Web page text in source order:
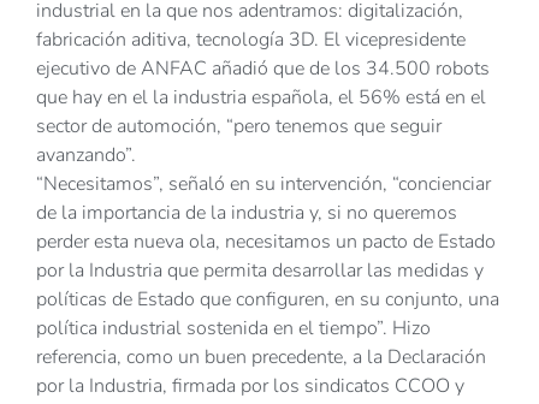
industrial en la que nos adentramos: digitalización,
fabricación aditiva, tecnología 3D. El vicepresidente
ejecutivo de ANFAC añadió que de los 34.500 robots
que hay en el la industria española, el 56% está en el
sector de automoción, “pero tenemos que seguir
avanzando”.
“Necesitamos”, señaló en su intervención, “concienciar
de la importancia de la industria y, si no queremos
perder esta nueva ola, necesitamos un pacto de Estado
por la Industria que permita desarrollar las medidas y
políticas de Estado que configuren, en su conjunto, una
política industrial sostenida en el tiempo”. Hizo
referencia, como un buen precedente, a la Declaración
por la Industria, firmada por los sindicatos CCOO y